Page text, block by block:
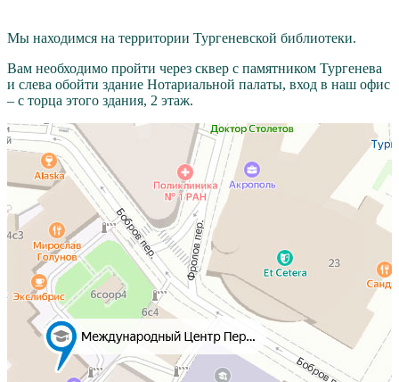
Мы находимся на территории Тургеневской библиотеки.
Вам необходимо пройти через cквер с памятником Тургенева
и слева обойти здание Нотариальной палаты, вход в наш офис
– с торца этого здания, 2 этаж.